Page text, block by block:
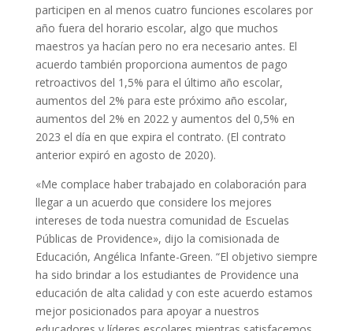
participen en al menos cuatro funciones escolares por
año fuera del horario escolar, algo que muchos
maestros ya hacían pero no era necesario antes. El
acuerdo también proporciona aumentos de pago
retroactivos del 1,5% para el último año escolar,
aumentos del 2% para este próximo año escolar,
aumentos del 2% en 2022 y aumentos del 0,5% en
2023 el día en que expira el contrato. (El contrato
anterior expiró en agosto de 2020).
«Me complace haber trabajado en colaboración para
llegar a un acuerdo que considere los mejores
intereses de toda nuestra comunidad de Escuelas
Públicas de Providence», dijo la comisionada de
Educación, Angélica Infante-Green. “El objetivo siempre
ha sido brindar a los estudiantes de Providence una
educación de alta calidad y con este acuerdo estamos
mejor posicionados para apoyar a nuestros